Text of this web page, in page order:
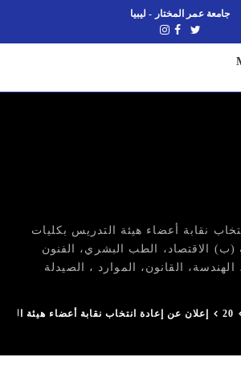
جامعة عمر المختار - ليبيا
نقابة أعضاء هيئة التدريس بكليات
(ب) الاقتصاد، الطب البشري، الفنون
الهندسة، القانون، الموارد ، الصيدلة
20 إعلان عن إعادة انتخاب نقابة أعضاء هيئة